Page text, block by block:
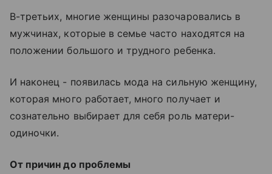
В-третьих, многие женщины разочаровались в
мужчинах, которые в семье часто находятся на
положении большого и трудного ребенка.
И наконец - появилась мода на сильную женщину,
которая много работает, много получает и
сознательно выбирает для себя роль матери-
одиночки.
От причин до проблемы